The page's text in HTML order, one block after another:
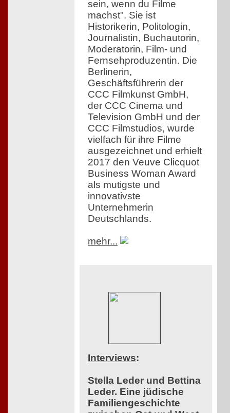
sein, wenn du Filme
machst". Sie ist
Historikerin, Politologin,
Journalistin, Buchautorin,
Moderatorin, Film- und
Fernsehproduzentin. Die
Berlinerin,
Geschäftsführerin der
CCC Filmkunst GmbH,
der CCC Cinema und
Television GmbH und der
CCC Filmstudios, wurde
vielfach für ihre Filme
ausgezeichnet und erhielt
2017 den Veuve Clicquot
Business Woman Award
als mutigste und
innovativste
Unternehmerin
Deutschlands.
mehr...
Interviews:
Stella Leder und Bettina
Leder. Eine jüdische
Familiengeschichte